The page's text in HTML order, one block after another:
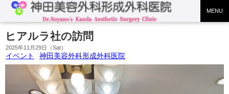
MENU
ヒアルラ社の訪問
イベント 神田美容外科形成外科医院
2025年11月29日（Sat）